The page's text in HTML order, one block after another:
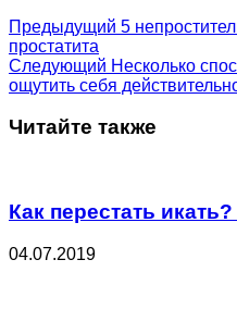
Предыдущий 5
простатита
Следующий Несколько
ощутить себя
Читайте также
Как перестать
04.07.2019